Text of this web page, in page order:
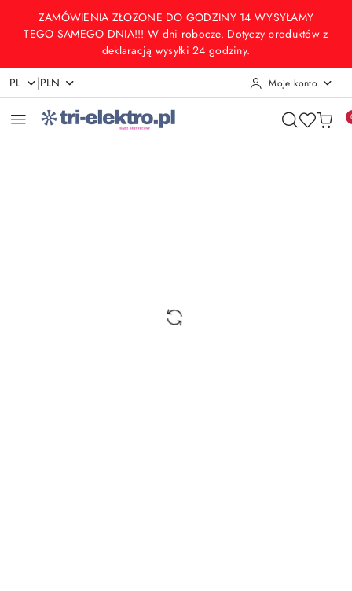
Przejdź do treści głównej
Przejdź do wyszukiwarki
Przejdź do moje konto
Przejdź do menu głównego
Przejdź do opisu produktu
Przejdź do stopki
ZAMÓWIENIA ZŁOZONE DO GODZINY 14 WYSYŁAMY
TEGO SAMEGO DNIA!!! W dni robocze. Dotyczy produktów z
deklaracją wysyłki 24 godziny.
PL |PLN Moje konto